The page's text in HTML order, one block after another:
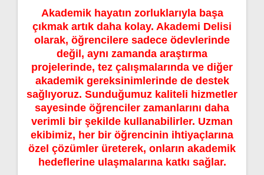
Akademik hayatın zorluklarıyla başa
çıkmak artık daha kolay. Akademi Delisi
olarak, öğrencilere sadece ödevlerinde
değil, aynı zamanda araştırma
projelerinde, tez çalışmalarında ve diğer
akademik gereksinimlerinde de destek
sağlıyoruz. Sunduğumuz kaliteli hizmetler
sayesinde öğrenciler zamanlarını daha
verimli bir şekilde kullanabilirler. Uzman
ekibimiz, her bir öğrencinin ihtiyaçlarına
özel çözümler üreterek, onların akademik
hedeflerine ulaşmalarına katkı sağlar.